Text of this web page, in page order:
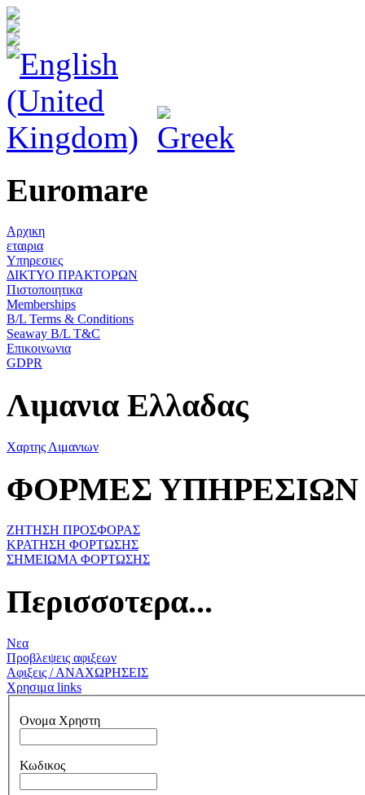
Euromare
Αρχικη
εταιρια
Υπηρεσιες
ΔΙΚΤΥΟ ΠΡΑΚΤΟΡΩΝ
Πιστοποιητικα
Memberships
B/L Terms & Conditions
Seaway B/L T&C
Επικοινωνια
GDPR
Λιμανια Ελλαδας
Χαρτης Λιμανιων
ΦΟΡΜΕΣ ΥΠΗΡΕΣΙΩΝ
ΖΗΤΗΣΗ ΠΡΟΣΦΟΡΑΣ
ΚΡΑΤΗΣΗ ΦΟΡΤΩΣΗΣ
ΣΗΜΕΙΩΜΑ ΦΟΡΤΩΣΗΣ
Περισσοτερα...
Νεα
Προβλεψεις αφιξεων
Αφιξεις / ΑΝΑΧΩΡΗΣΕΙΣ
Χρησιμα links
Ονομα Χρηστη
Κωδικος